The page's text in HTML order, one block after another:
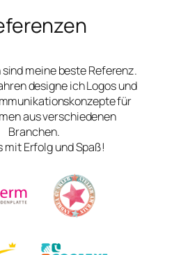
sind meine beste Referenz.
designe ich Logos und
für
aus verschiedenen
Branchen.
mit Erfolg und Spaß!